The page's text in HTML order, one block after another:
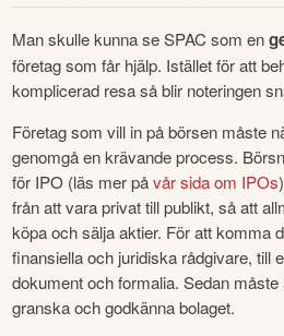
Man skulle kunna se SPAC som en
företag som får hjälp. Istället för att
komplicerad resa så blir noteringen
Företag som vill in på börsen måste
genomgå en krävande process.
för IPO (läs mer på vår sida om IPOs
från att vara privat till publikt, så att
köpa och sälja aktier. För att komma
finansiella och juridiska rådgivare, till
dokument och formalia. Sedan
granska och godkänna bolaget.